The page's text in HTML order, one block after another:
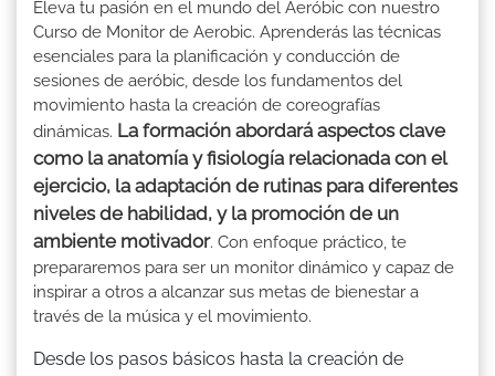
Eleva tu pasión en el mundo del Aeróbic con nuestro
Curso de Monitor de Aerobic. Aprenderás las técnicas
esenciales para la planificación y conducción de
sesiones de aeróbic, desde los fundamentos del
movimiento hasta la creación de coreografías
dinámicas. La formación abordará aspectos clave
como la anatomía y fisiología relacionada con el
ejercicio, la adaptación de rutinas para diferentes
niveles de habilidad, y la promoción de un
ambiente motivador. Con enfoque práctico, te
prepararemos para ser un monitor dinámico y capaz de
inspirar a otros a alcanzar sus metas de bienestar a
través de la música y el movimiento.
Desde los pasos básicos hasta la creación de